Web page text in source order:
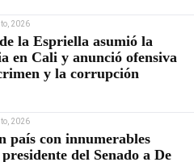
2026
la Espriella asumió la
en Cali y anunció ofensiva
y la corrupción
2026
país con innumerables
del Senado a De